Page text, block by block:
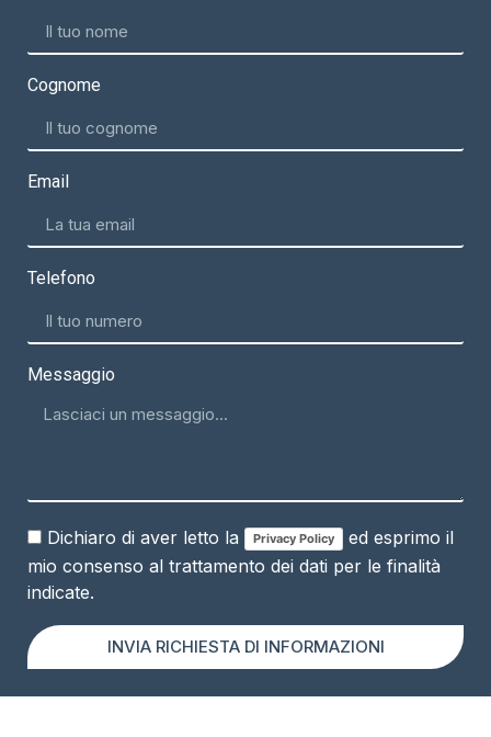
Cognome
Email
Telefono
Messaggio
Dichiaro di aver letto la Privacy Policy
ed esprimo il
mio consenso al trattamento dei dati per le finalità
indicate.
INVIA RICHIESTA DI INFORMAZIONI